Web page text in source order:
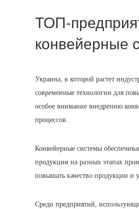
ТОП-
конвейерные
Украина, в которой растет
современные технологии для
особое внимание внедрению
процессов.
Конвейерные системы
продукции на разных этапах
повышать качество продукции и
Среди предприятий,